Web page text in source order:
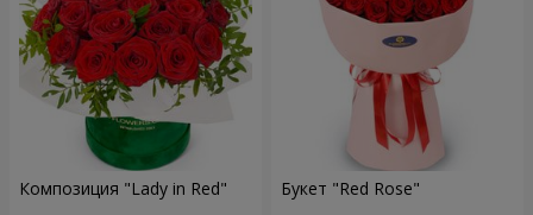
Композиция "Lady in Red" Букет "Red Rose"